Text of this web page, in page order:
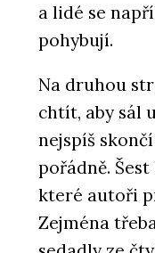
a lidé se
pohybují.
Na druhou
chtít, aby sál
nejspíš
pořádně.
které autoři
Zejména